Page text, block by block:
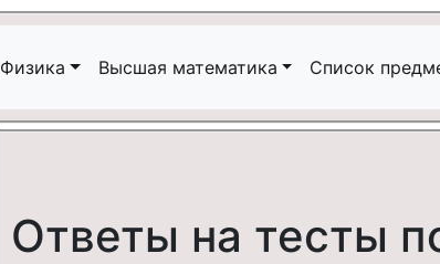
Физика Высшая математика Список
Ответы на тесты